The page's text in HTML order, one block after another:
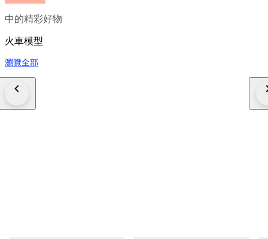
中的精彩好物
火車模型
瀏覽全部